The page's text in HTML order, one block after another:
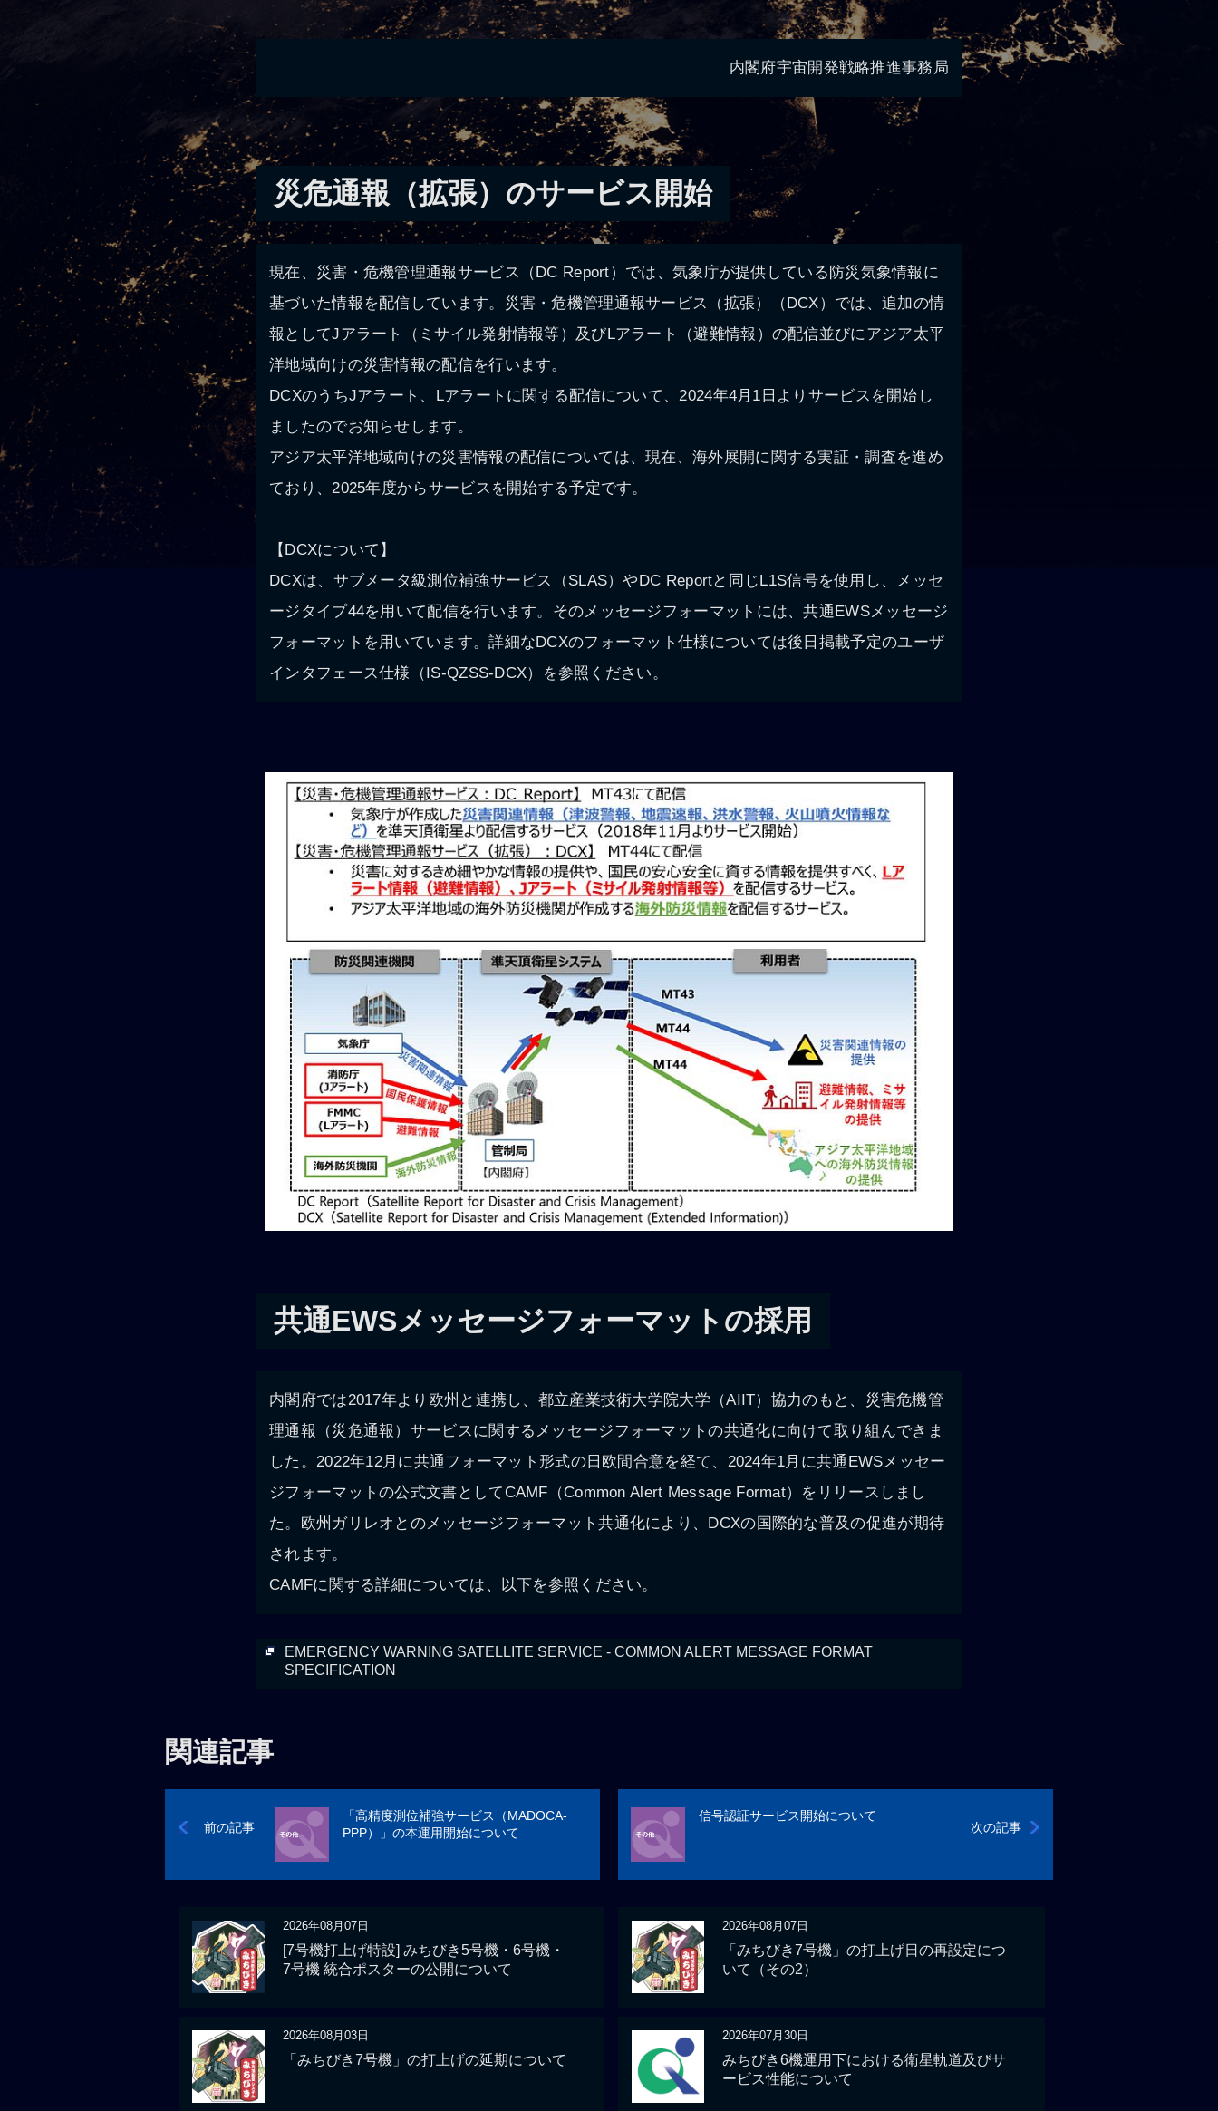
内閣府宇宙開発戦略推進事務局
災危通報（拡張）のサービス開始
現在、災害・危機管理通報サービス（DC Report）では、気象庁が提供している防災気象情報に
基づいた情報を配信しています。災害・危機管理通報サービス（拡張）（DCX）では、追加の情
報としてJアラート（ミサイル発射情報等）及びLアラート（避難情報）の配信並びにアジア太平
洋地域向けの災害情報の配信を行います。
DCXのうちJアラート、Lアラートに関する配信について、2024年4月1日よりサービスを開始し
ましたのでお知らせします。
アジア太平洋地域向けの災害情報の配信については、現在、海外展開に関する実証・調査を進め
ており、2025年度からサービスを開始する予定です。
【DCXについて】
DCXは、サブメータ級測位補強サービス（SLAS）やDC Reportと同じL1S信号を使用し、メッセ
ージタイプ44を用いて配信を行います。そのメッセージフォーマットには、共通EWSメッセージ
フォーマットを用いています。詳細なDCXのフォーマット仕様については後日掲載予定のユーザ
インタフェース仕様（IS-QZSS-DCX）を参照ください。
共通EWSメッセージフォーマットの採用
内閣府では2017年より欧州と連携し、都立産業技術大学院大学（AIIT）協力のもと、災害危機管
理通報（災危通報）サービスに関するメッセージフォーマットの共通化に向けて取り組んできま
した。2022年12月に共通フォーマット形式の日欧間合意を経て、2024年1月に共通EWSメッセー
ジフォーマットの公式文書としてCAMF（Common Alert Message Format）をリリースしまし
た。欧州ガリレオとのメッセージフォーマット共通化により、DCXの国際的な普及の促進が期待
されます。
CAMFに関する詳細については、以下を参照ください。
EMERGENCY WARNING SATELLITE SERVICE - COMMON ALERT MESSAGE FORMAT
SPECIFICATION
関連記事
前の記事
「高精度測位補強サービス（MADOCA-
PPP）」の本運用開始について
次の記事
信号認証サービス開始について
2026年08月07日
[7号機打上げ特設] みちびき5号機・6号機・
7号機 統合ポスターの公開について
2026年08月07日
「みちびき7号機」の打上げ日の再設定につ
いて（その2）
2026年08月03日
「みちびき7号機」の打上げの延期について
2026年07月30日
みちびき6機運用下における衛星軌道及びサ
ービス性能について